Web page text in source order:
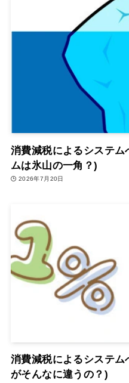
消費減税によるシステ
ムは氷山の一角？)
2026年7月20日
消費減税によるシステ
がそんなに違うの？)